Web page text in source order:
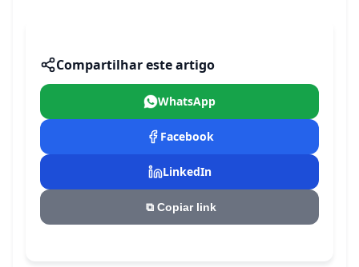
Compartilhar este artigo
WhatsApp
Facebook
LinkedIn
⧉ Copiar link